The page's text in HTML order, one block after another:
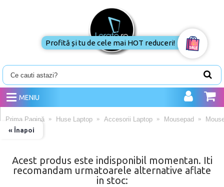
MENIU
« Înapoi
Prima Pagină Huse Laptop Accesorii Laptop Mousepad
Acest produs este indisponibil momentan. Iti
recomandam urmatoarele alternative aflate
in stoc:
Profită și tu de cele mai HOT reduceri!